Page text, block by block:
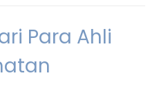
Para Ahli